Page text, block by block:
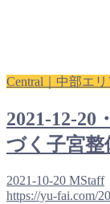
Central｜中部エリ
2021-12-20
づく子宮
2021-10-20 MStaff
https://yu-fai.com/